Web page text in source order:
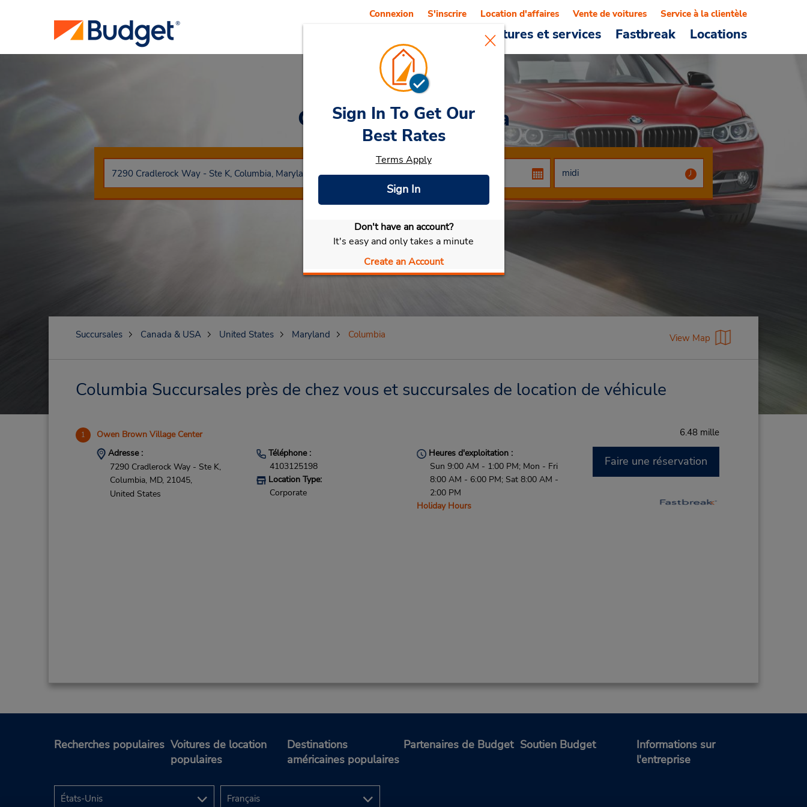
Voitures et services Fastbreak Locations
Connexion S'inscrire Location d'affaires Vente de voitures Service à la clientèle
Car Rental Columbia
Sélectionner ma voiture
Sign In To Get Our
Best Rates
Terms Apply
Sign In
Don't have an account?
It's easy and only takes a minute
Create an Account
Succursales Canada & USA United States Maryland Columbia View Map
Columbia Succursales près de chez vous et succursales de location de véhicule
1 Owen Brown Village Center 6.48 mille
Adresse :
7290 Cradlerock Way - Ste K,
Columbia, MD, 21045,
United States
Téléphone :
4103125198
Location Type:
Corporate
Heures d'exploitation :
Sun 9:00 AM - 1:00 PM; Mon - Fri
8:00 AM - 6:00 PM; Sat 8:00 AM -
2:00 PM
Holiday Hours
Faire une réservation
Recherches populaires Voitures de location
populaires
Destinations
américaines populaires
Partenaires de Budget Soutien Budget
Informations sur
l'entreprise